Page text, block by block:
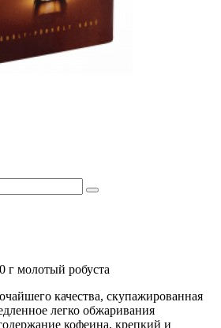
г молотый робуста
качества, скупажированная
легко обжаривания
кофеина, крепкий и